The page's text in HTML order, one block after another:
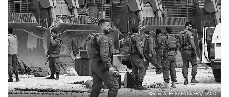
Фото: ATEF SAFADI/EPA/ТАСС